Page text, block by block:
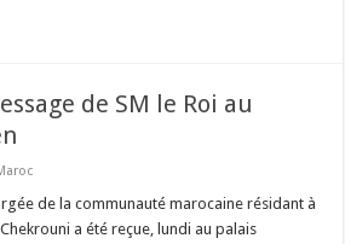
de SM le Roi au
de la communauté marocaine résidant à
a été reçue, lundi au palais